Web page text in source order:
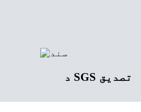
د SGS تصدیق